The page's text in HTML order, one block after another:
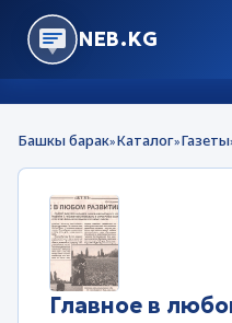
NEB.KG
Башкы барак»Каталог»Газеты
Главное в